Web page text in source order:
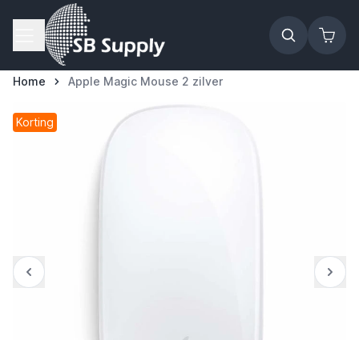
Ga naar de inhoud
Home Apple Magic Mouse 2 zilver
Korting